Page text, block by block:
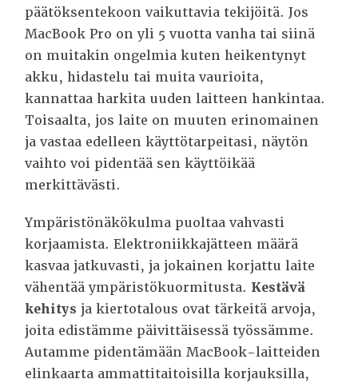
päätöksentekoon vaikuttavia tekijöitä. Jos
MacBook Pro on yli 5 vuotta vanha tai siinä
on muitakin ongelmia kuten heikentynyt
akku, hidastelu tai muita vaurioita,
kannattaa harkita uuden laitteen hankintaa.
Toisaalta, jos laite on muuten erinomainen
ja vastaa edelleen käyttötarpeitasi, näytön
vaihto voi pidentää sen käyttöikää
merkittävästi.
Ympäristönäkökulma puoltaa vahvasti
korjaamista. Elektroniikkajätteen määrä
kasvaa jatkuvasti, ja jokainen korjattu laite
vähentää ympäristökuormitusta. Kestävä
kehitys ja kiertotalous ovat tärkeitä arvoja,
joita edistämme päivittäisessä työssämme.
Autamme pidentämään MacBook-laitteiden
elinkaarta ammattitaitoisilla korjauksilla,